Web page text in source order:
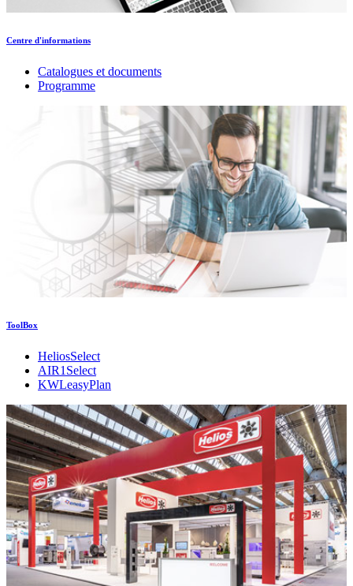
Centre d'informations
Catalogues et documents
Programme
ToolBox
HeliosSelect
AIR1Select
KWLeasyPlan